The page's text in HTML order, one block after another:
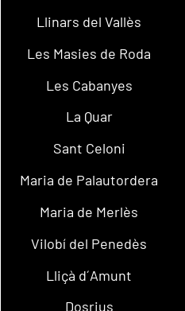
Llinars del Vallès
Les Masies de Roda
Les Cabanyes
La Quar
Sant Celoni
Maria de Palautordera
Maria de Merlès
Vilobí del Penedès
Lliçà d´Amunt
Dosrius